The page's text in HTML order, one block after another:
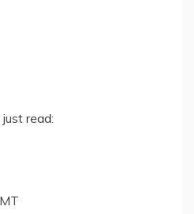
just read: